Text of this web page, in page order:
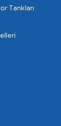
Tankları